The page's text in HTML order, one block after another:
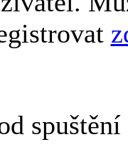
spuštění